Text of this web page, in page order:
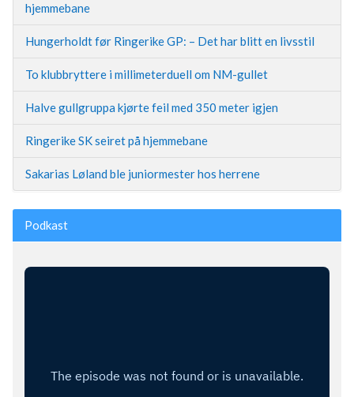
hjemmebane
Hungerholdt før Ringerike GP: – Det har blitt en livsstil
To klubbryttere i millimeterduell om NM-gullet
Halve gullgruppa kjørte feil med 350 meter igjen
Ringerike SK seiret på hjemmebane
Sakarias Løland ble juniormester hos herrene
Podkast